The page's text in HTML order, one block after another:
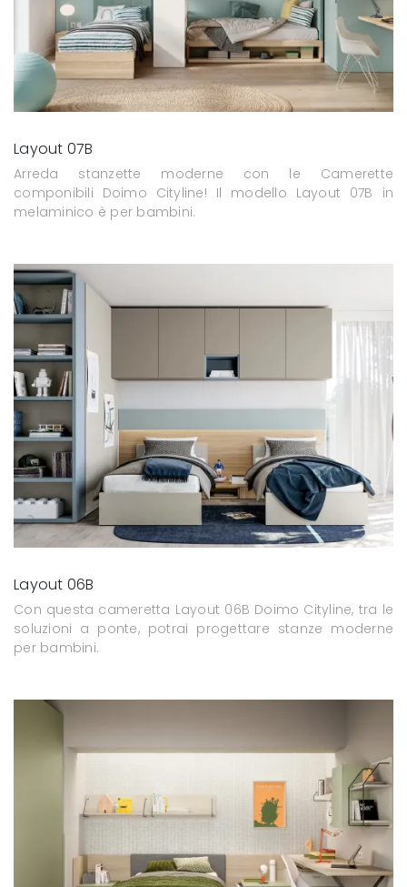
Layout 07B
Arreda stanzette moderne con le Camerette
componibili Doimo Cityline! Il modello Layout 07B in
melaminico è per bambini.
Layout 06B
Con questa cameretta Layout 06B Doimo Cityline, tra le
soluzioni a ponte, potrai progettare stanze moderne
per bambini.